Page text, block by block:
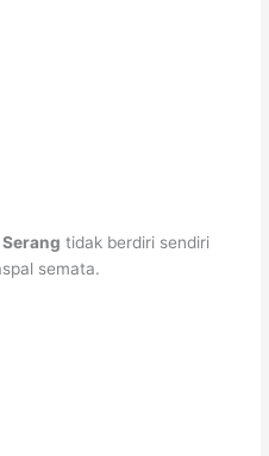
tidak berdiri sendiri
semata.